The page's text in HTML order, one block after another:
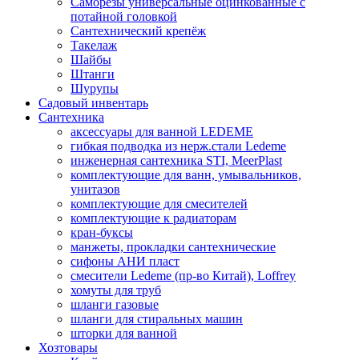
потайной головкой
Сантехнический крепёж
Такелаж
Шайбы
Штанги
Шурупы
Садовый инвентарь
Сантехника
аксессуары для ванной LEDEME
гибкая подводка из нерж.стали Ledeme
инженерная сантехника STI, MeerPlast
комплектующие для ванн, умывальников,
унитазов
комплектующие для смесителей
комплектующие к радиаторам
кран-буксы
манжеты, прокладки сантехнические
сифоны АНИ пласт
смесители Ledeme (пр-во Китай), Loffrey
хомуты для труб
шланги газовые
шланги для стиральных машин
шторки для ванной
Хозтовары